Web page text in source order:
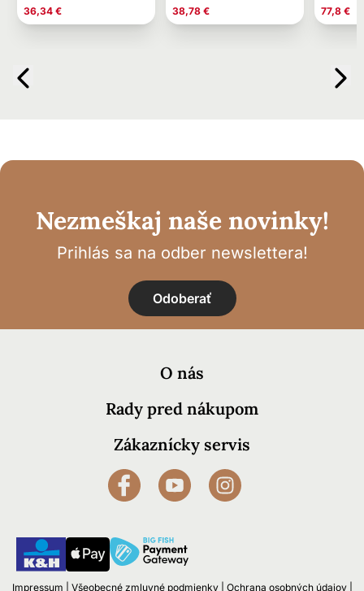
36,34 € 38,78 € 77,8 €
Nezmeškaj naše novinky!
Prihlás sa na odber newslettera!
Odoberať
O nás
Rady pred nákupom
Zákaznícky servis
Impressum Všeobecné zmluvné podmienky| Ochrana osobných údajov|